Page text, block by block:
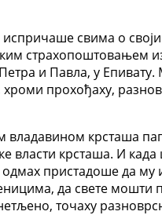
испричаше свима о
страхопоштовањем
и Павла, у
прохођаху,
крсташа
власти крсташа. И када
пристадоше да му
да свете мошти
точаху